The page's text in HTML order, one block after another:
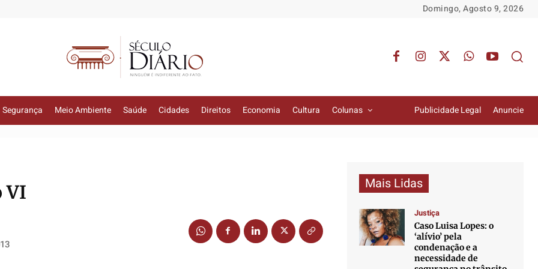
Domingo, Agosto 9, 2026
Segurança Meio Ambiente Saúde Cidades Direitos Economia Cultura Colunas Publicidade Legal Anuncie
VI Mais Lidas
Justiça
Caso Luisa Lopes: o
‘alívio’ pela
condenação e a
necessidade de